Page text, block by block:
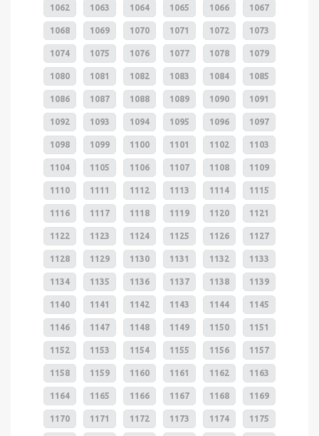
1062 1063 1064 1065 1066 1067
1068 1069 1070 1071 1072 1073
1074 1075 1076 1077 1078 1079
1080 1081 1082 1083 1084 1085
1086 1087 1088 1089 1090 1091
1092 1093 1094 1095 1096 1097
1098 1099 1100 1101 1102 1103
1104 1105 1106 1107 1108 1109
1110 1111 1112 1113 1114 1115
1116 1117 1118 1119 1120 1121
1122 1123 1124 1125 1126 1127
1128 1129 1130 1131 1132 1133
1134 1135 1136 1137 1138 1139
1140 1141 1142 1143 1144 1145
1146 1147 1148 1149 1150 1151
1152 1153 1154 1155 1156 1157
1158 1159 1160 1161 1162 1163
1164 1165 1166 1167 1168 1169
1170 1171 1172 1173 1174 1175